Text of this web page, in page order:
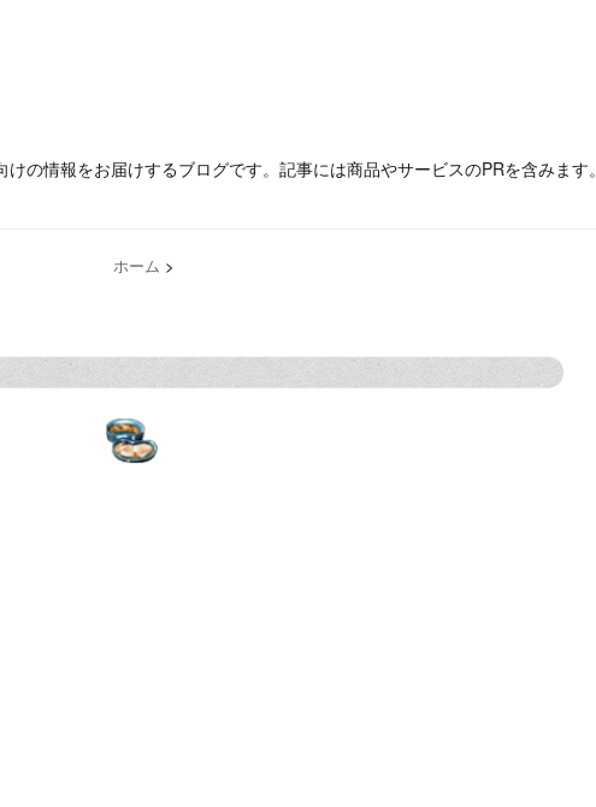
の情報をお届けするブログです。記事には商品やサービスのPRを含みます。
ホーム >